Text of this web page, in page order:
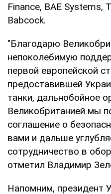
Finance, BAE Systems,
Babcock.
"Благодарю
непоколебимую
первой европейской
предоставившей
танки, дальнобойное
Великобританией мы
соглашение о
вами и дальше
сотрудничество в
отметил Владимир
Напомним, президент